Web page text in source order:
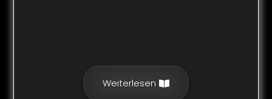
Weiterlesen